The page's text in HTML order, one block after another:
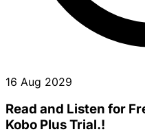
16 Aug 2029
Read and Listen for
Kobo Plus Trial.!